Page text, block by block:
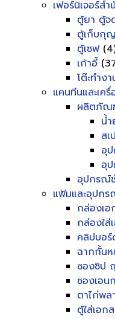
เฟอร์นิเจอร์ส
ตู้ยา ตู้จ
ตู้เก็บกุ
ตู้เซฟ
เก้าอี้
โต๊ะทำง
แคนทีนและเค
ผลิตภัณ
น้
ส
อุ
อุ
อุปกรณ์
แฟ้มและอุปกร
กล่องเอ
กล่องใส่
คลิปบอร์
ฉากกั้น
ซองซิป
ซองเอน
ตาไก่พ
ตู้ใส่เอก